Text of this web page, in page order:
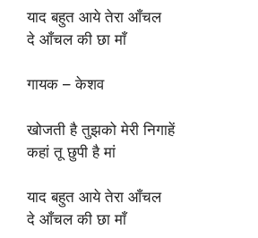
याद बहुत आये तेरा आँचल
दे आँचल की छा माँ
गायक – केशव
खोजती है तुझको मेरी निगाहें
कहां तू छुपी है मां
याद बहुत आये तेरा आँचल
दे आँचल की छा माँ